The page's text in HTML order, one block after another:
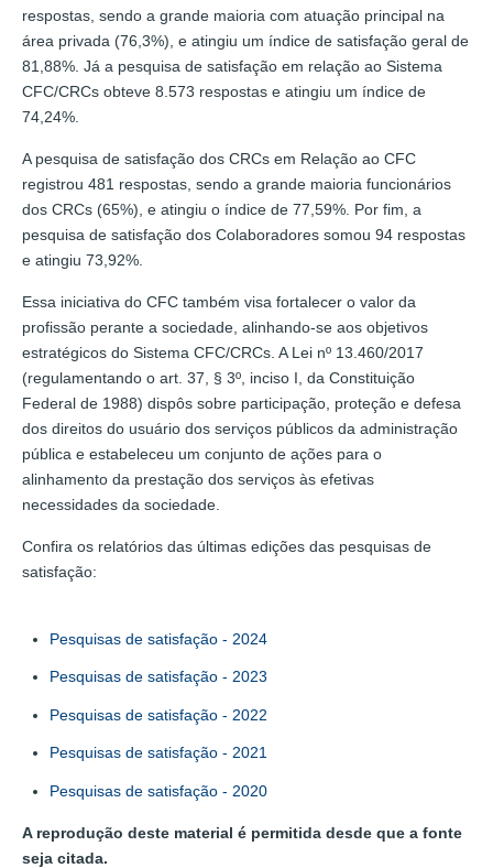
respostas, sendo a grande maioria com atuação principal na
área privada (76,3%), e atingiu um índice de satisfação geral de
81,88%. Já a pesquisa de satisfação em relação ao Sistema
CFC/CRCs obteve 8.573 respostas e atingiu um índice de
74,24%.
A pesquisa de satisfação dos CRCs em Relação ao CFC
registrou 481 respostas, sendo a grande maioria funcionários
dos CRCs (65%), e atingiu o índice de 77,59%. Por fim, a
pesquisa de satisfação dos Colaboradores somou 94 respostas
e atingiu 73,92%.
Essa iniciativa do CFC também visa fortalecer o valor da
profissão perante a sociedade, alinhando-se aos objetivos
estratégicos do Sistema CFC/CRCs. A Lei nº 13.460/2017
(regulamentando o art. 37, § 3º, inciso I, da Constituição
Federal de 1988) dispôs sobre participação, proteção e defesa
dos direitos do usuário dos serviços públicos da administração
pública e estabeleceu um conjunto de ações para o
alinhamento da prestação dos serviços às efetivas
necessidades da sociedade.
Confira os relatórios das últimas edições das pesquisas de
satisfação:
Pesquisas de satisfação - 2024
Pesquisas de satisfação - 2023
Pesquisas de satisfação - 2022
Pesquisas de satisfação - 2021
Pesquisas de satisfação - 2020
A reprodução deste material é permitida desde que a fonte
seja citada.